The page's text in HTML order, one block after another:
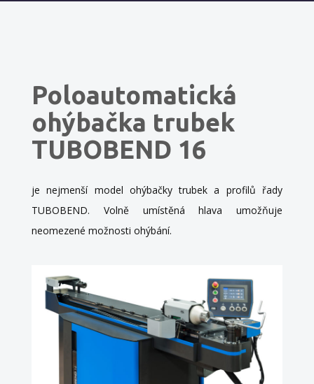
Poloautomatická
ohýbačka trubek
TUBOBEND 16
je nejmenší model ohýbačky trubek a profilů řady
TUBOBEND. Volně umístěná hlava umožňuje
neomezené možnosti ohýbání.